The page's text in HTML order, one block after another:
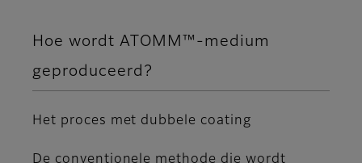
Hoe wordt ATOMM™-medium
geproduceerd?
Het proces met dubbele coating
De conventionele methode die wordt